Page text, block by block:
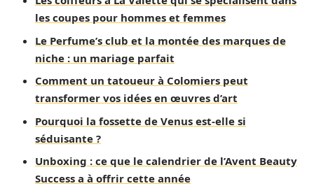
les coupes pour hommes et femmes
Le Perfume’s club et la montée des marques de
niche : un mariage parfait
Comment un tatoueur à Colomiers peut
transformer vos idées en œuvres d’art
Pourquoi la fossette de Venus est-elle si
séduisante ?
Unboxing : ce que le calendrier de l’Avent Beauty
Success a à offrir cette année